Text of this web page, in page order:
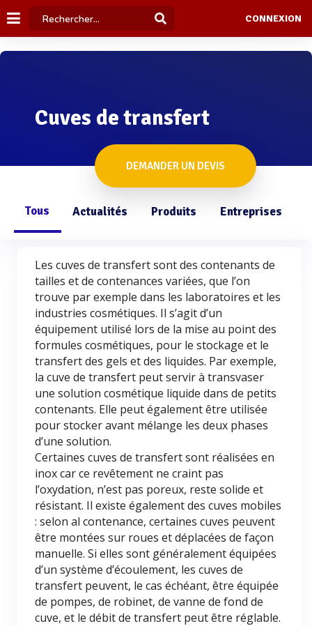
CONNEXION
Cuves de transfert
DEMANDER UN DEVIS
Tous Actualités Produits Entreprises
Les cuves de transfert sont des contenants de
tailles et de contenances variées, que l’on
trouve par exemple dans les laboratoires et les
industries cosmétiques. Il s’agit d’un
équipement utilisé lors de la mise au point des
formules cosmétiques, pour le stockage et le
transfert des gels et des liquides. Par exemple,
la cuve de transfert peut servir à transvaser
une solution cosmétique liquide dans de petits
contenants. Elle peut également être utilisée
pour stocker avant mélange les deux phases
d’une solution.
Certaines cuves de transfert sont réalisées en
inox car ce revêtement ne craint pas
l’oxydation, n’est pas poreux, reste solide et
résistant. Il existe également des cuves mobiles
: selon al contenance, certaines cuves peuvent
être montées sur roues et déplacées de façon
manuelle. Si elles sont généralement équipées
d’un système d’écoulement, les cuves de
transfert peuvent, le cas échéant, être équipée
de pompes, de robinet, de vanne de fond de
cuve, et le débit de transfert peut être réglable.